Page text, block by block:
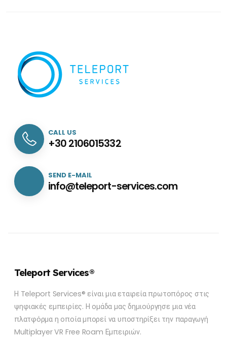
CALL US
+30 2106015332
SEND E-MAIL
info@teleport-services.com
Teleport Services®
Η Teleport Services® είναι μια εταιρεία πρωτοπόρος στις
ψηφιακές εμπειρίες. Η ομάδα μας δημιούργησε μια νέα
πλατφόρμα η οποία μπορεί να υποστηρίξει την παραγωγή
Multiplayer VR Free Roam Εμπειριών.